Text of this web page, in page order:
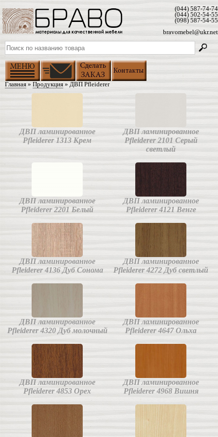
(044) 587-74-74
(044) 502-54-55
(098) 587-54-55
bravomebel@ukr.net
Главная » Продукция » ДВП Pfleiderer
ДВП ламинированное
Pfleiderer 1313 Крем
ДВП ламинированное
Pfleiderer 2101 Серый
светлый
ДВП ламинированное
Pfleiderer 2201 Белый
ДВП ламинированное
Pfleiderer 4121 Венге
ДВП ламинированное
Pfleiderer 4136 Дуб Сонома
ДВП ламинированное
Pfleiderer 4272 Дуб светлый
ДВП ламинированное
Pfleiderer 4320 Дуб молочный
ДВП ламинированное
Pfleiderer 4647 Ольха
ДВП ламинированное
Pfleiderer 4853 Орех
ДВП ламинированное
Pfleiderer 4968 Вишня